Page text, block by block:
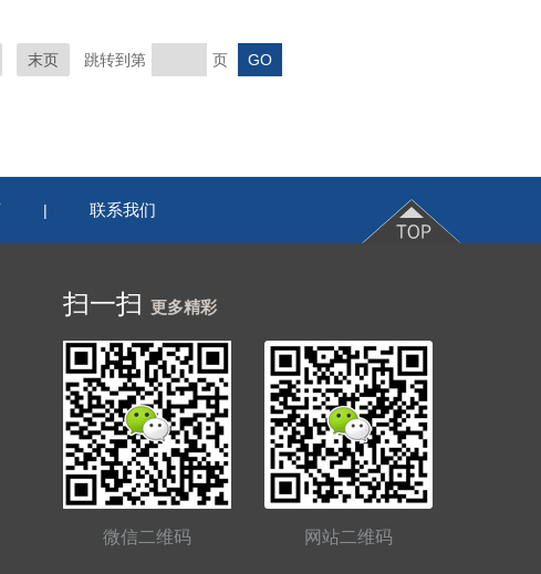
末页 跳转到第 页
| 联系我们
扫一扫 更多精彩
微信二维码 网站二维码